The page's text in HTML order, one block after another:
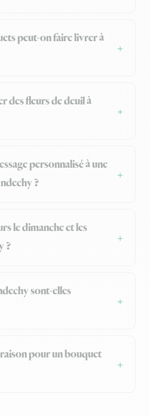
peut-on faire livrer à
des fleurs de deuil à
personnalisé à une
?
le dimanche et les
?
sont-elles
pour un bouquet